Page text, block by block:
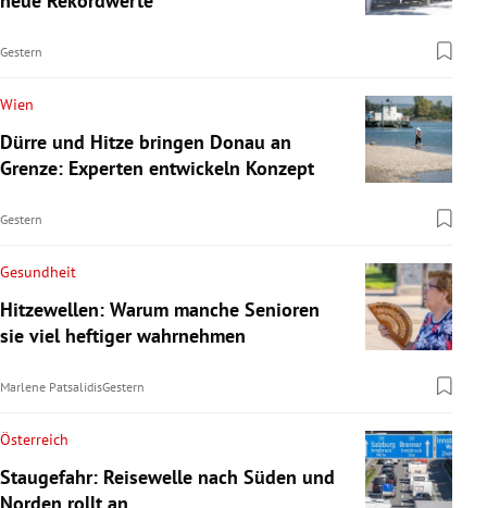
Gestern
Wien
Dürre und Hitze bringen Donau an
Grenze: Experten entwickeln Konzept
Gestern
Gesundheit
Hitzewellen: Warum manche Senioren
sie viel heftiger wahrnehmen
Marlene PatsalidisGestern
Österreich
Staugefahr: Reisewelle nach Süden und
Norden rollt an